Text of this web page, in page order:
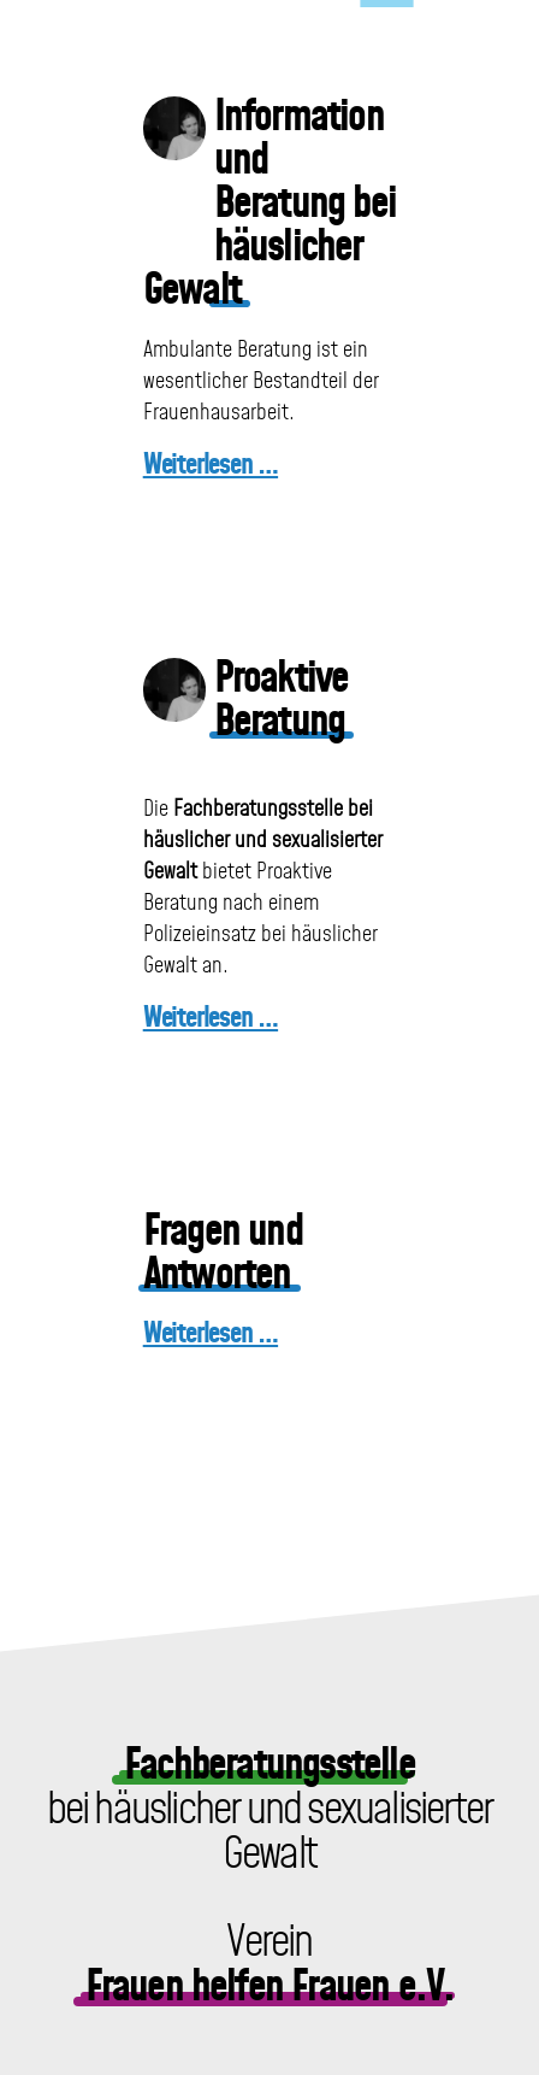
Öffentlichkeitsarbeit
Downloads+Links
Information
und
Beratung bei
häuslicher
Gewalt
Ambulante Beratung ist ein
wesentlicher Bestandteil der
Frauenhausarbeit.
Weiterlesen …
Proaktive
Beratung
DieFachberatungsstelle bei
häuslicher und sexualisierter
Gewaltbietet Proaktive
Beratung nach einem
Polizeieinsatz bei häuslicher
Gewalt an.
Weiterlesen …
Fragen und
Antworten
Weiterlesen …
Fachberatungsstelle
bei häuslicher und sexualisierter
Gewalt
Verein
Frauen helfen Frauen e.V.